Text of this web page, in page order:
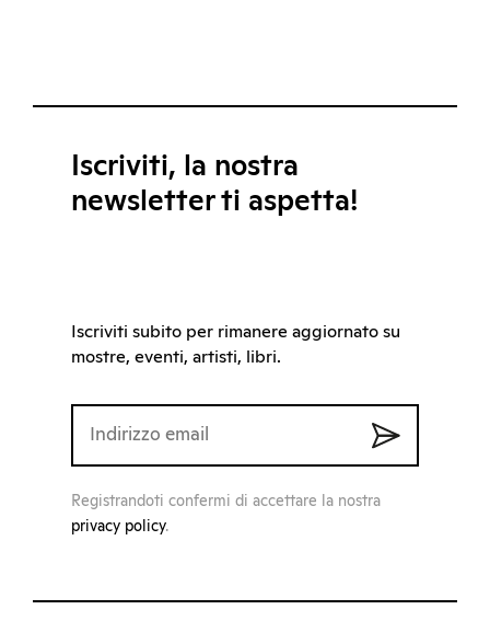
Iscriviti, la nostra
newsletter ti aspetta!
Iscriviti subito per rimanere aggiornato su
mostre, eventi, artisti, libri.
Registrandoti confermi di accettare la nostra
privacy policy.